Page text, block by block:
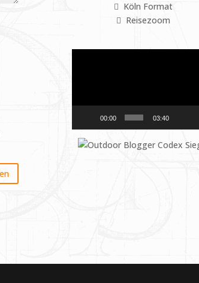
Köln Format
Reisezoom
00:00 03:40